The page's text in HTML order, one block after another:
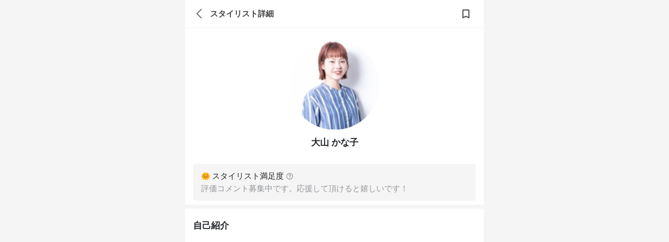
スタイリスト詳細
大山 かな子
スタイリスト満足度
評価コメント募集中です。応援して頂けると嬉しいです！
自己紹介